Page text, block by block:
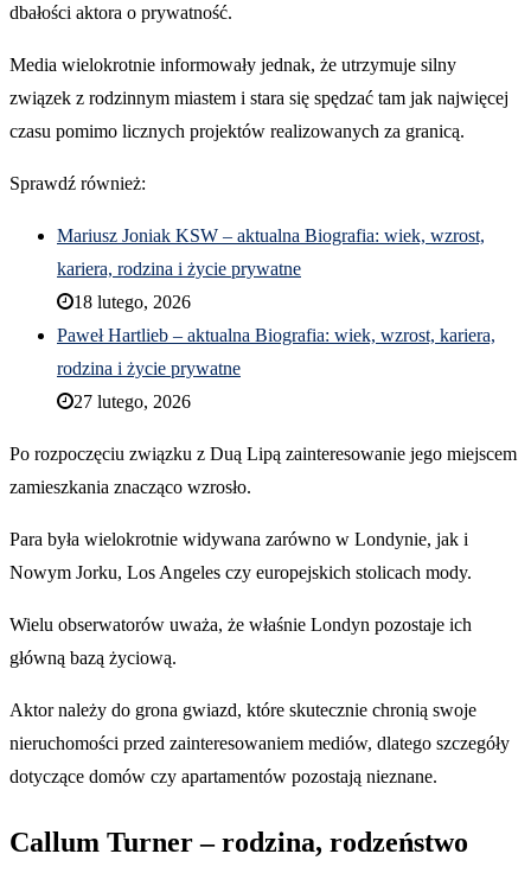
dbałości aktora o prywatność.
Media wielokrotnie informowały jednak, że utrzymuje silny
związek z rodzinnym miastem i stara się spędzać tam jak najwięcej
czasu pomimo licznych projektów realizowanych za granicą.
Sprawdź również:
Mariusz Joniak KSW – aktualna Biografia: wiek, wzrost,
kariera, rodzina i życie prywatne
18 lutego, 2026
Paweł Hartlieb – aktualna Biografia: wiek, wzrost, kariera,
rodzina i życie prywatne
27 lutego, 2026
Po rozpoczęciu związku z Duą Lipą zainteresowanie jego miejscem
zamieszkania znacząco wzrosło.
Para była wielokrotnie widywana zarówno w Londynie, jak i
Nowym Jorku, Los Angeles czy europejskich stolicach mody.
Wielu obserwatorów uważa, że właśnie Londyn pozostaje ich
główną bazą życiową.
Aktor należy do grona gwiazd, które skutecznie chronią swoje
nieruchomości przed zainteresowaniem mediów, dlatego szczegóły
dotyczące domów czy apartamentów pozostają nieznane.
Callum Turner – rodzina, rodzeństwo